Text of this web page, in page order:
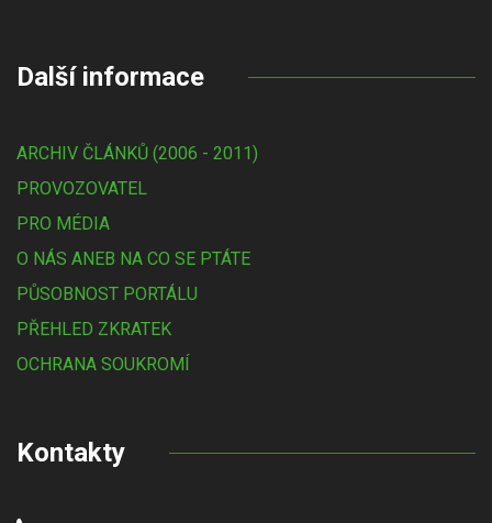
Další informace
ARCHIV ČLÁNKŮ (2006 - 2011)
PROVOZOVATEL
PRO MÉDIA
O NÁS ANEB NA CO SE PTÁTE
PŮSOBNOST PORTÁLU
PŘEHLED ZKRATEK
OCHRANA SOUKROMÍ
Kontakty